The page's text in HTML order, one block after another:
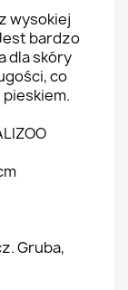
wysokiej
bardzo
dla skóry
co
Gruba,